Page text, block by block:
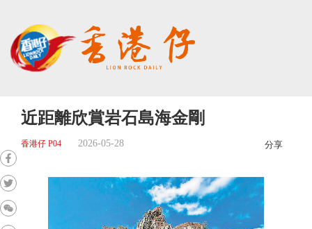
近距離欣賞岩石島海金剛
香港仔 P04 2026-05-28 分享